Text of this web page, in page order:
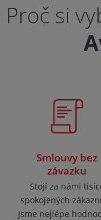
Proč si
Smlouvy bez
závazku
Stojí za námi
spokojených
Jsme nejlépe